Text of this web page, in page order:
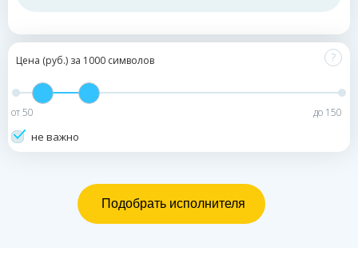
Цена (руб.) за 1000 символов ?
от50 до 150
не важно